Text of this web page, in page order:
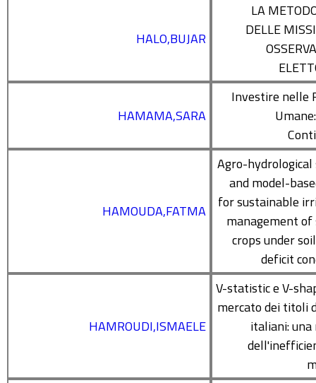
HALO,BUJAR
LA
DELLE
HAMAMA,SARA
Investire nelle
HAMOUDA,FATMA
Agro-hydrological
and model-
for sustainable
management of
crops under
deficit
HAMROUDI,ISMAELE
V-statistic e V-
mercato dei titoli
italiani: una